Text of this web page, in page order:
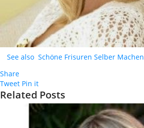
See also Schöne Frisuren Selber Machen
Share
Tweet Pin it
Related Posts